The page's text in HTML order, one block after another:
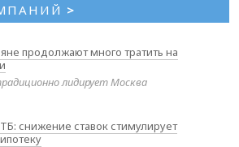
>
продолжают много тратить на
лидирует Москва
снижение ставок стимулирует